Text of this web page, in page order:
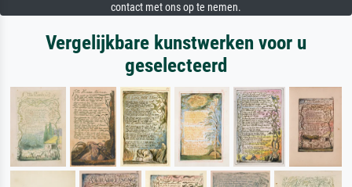
contact met ons op te nemen.
Vergelijkbare kunstwerken voor u
geselecteerd